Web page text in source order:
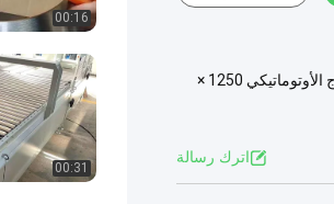
1250 × 1150 مم مكبس الحزام الأوتوماتيكي المزدوج بالذوبان الساخن PP 1. وصف مكبس الحزام PP ذو الصهر الساخن المزدوج الأوتوماتيكي 1250 ×
اترك رسالة
00:16
00:31